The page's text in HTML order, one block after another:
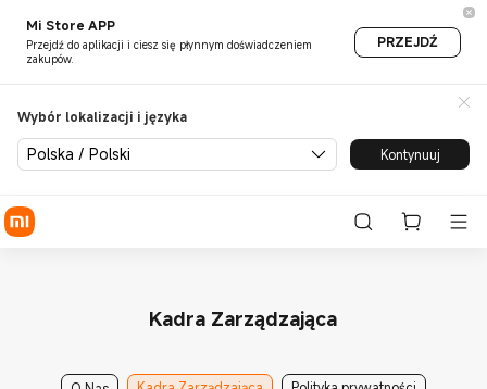
Mi Store APP
Przejdź do aplikacji i ciesz się płynnym doświadczeniem
zakupów.
PRZEJDŹ
Wybór lokalizacji i języka
Polska / Polski Kontynuuj
Zespół zarządzający |
Kadra Zarządzająca